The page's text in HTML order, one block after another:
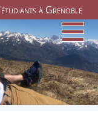
à Grenoble